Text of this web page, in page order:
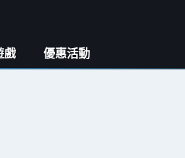
戲 優惠活動